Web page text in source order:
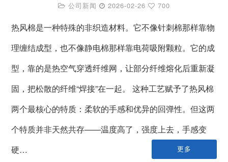
公司新闻 2026-02-26 700
热风棉是一种特殊的非织造材料。它不像针刺棉那样靠物
理缠结成型，也不像静电棉那样靠电荷吸附颗粒。它的成
型，靠的是热空气穿透纤维网，让部分纤维熔化后重新凝
固，把松散的纤维“焊接”在一起。 这种工艺赋予了热风棉
两个最核心的特质：柔软的手感和优异的回弹性。但这两
个特质并非天然共存——温度高了，强度上去，手感变
硬…
更多